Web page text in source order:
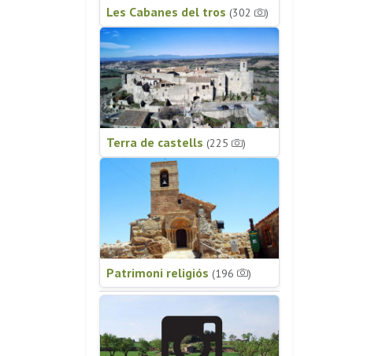
Les Cabanes del tros (302 )
Terra de castells (225 )
Patrimoni religiós (196 )